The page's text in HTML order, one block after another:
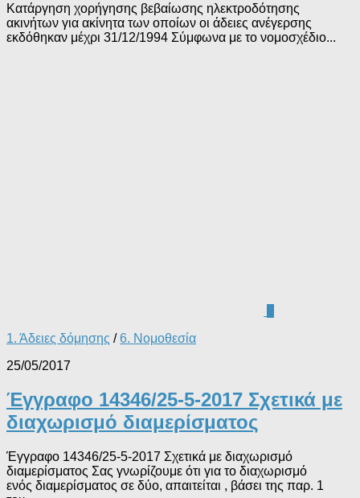
Κατάργηση χορήγησης βεβαίωσης ηλεκτροδότησης
ακινήτων για ακίνητα των οποίων οι άδειες ανέγερσης
εκδόθηκαν μέχρι 31/12/1994 Σύμφωνα με το νομοσχέδιο...
1. Άδειες δόμησης /6. Νομοθεσία
25/05/2017
Έγγραφο 14346/25-5-2017 Σχετικά με
διαχωρισμό διαμερίσματος
Έγγραφο 14346/25-5-2017 Σχετικά με διαχωρισμό
διαμερίσματος Σας γνωρίζουμε ότι για το διαχωρισμό
ενός διαμερίσματος σε δύο, απαιτείται , βάσει της παρ. 1